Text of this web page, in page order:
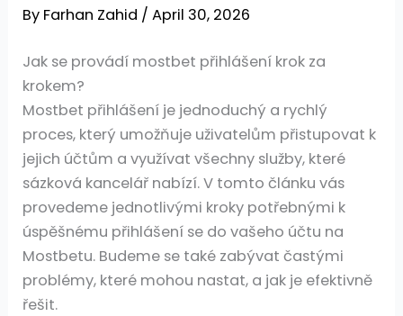
By Farhan Zahid /April 30, 2026
Jak se provádí mostbet přihlášení krok za
krokem?
Mostbet přihlášení je jednoduchý a rychlý
proces, který umožňuje uživatelům přistupovat k
jejich účtům a využívat všechny služby, které
sázková kancelář nabízí. V tomto článku vás
provedeme jednotlivými kroky potřebnými k
úspěšnému přihlášení se do vašeho účtu na
Mostbetu. Budeme se také zabývat častými
problémy, které mohou nastat, a jak je efektivně
řešit.